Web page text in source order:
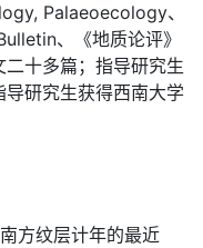
Palaeoecology、
、《地质论评》
十多篇；指导研究生
研究生获得西南大学
方纹层计年的最近